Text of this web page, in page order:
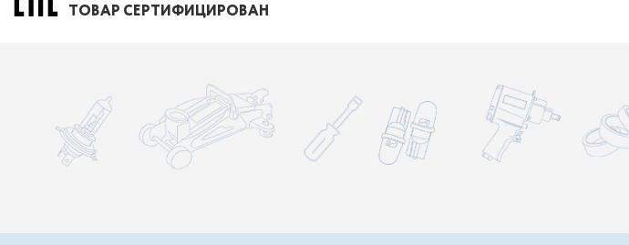
ТОВАР СЕРТИФИЦИРОВАН